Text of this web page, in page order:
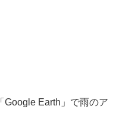
「Google Earth」で雨のア